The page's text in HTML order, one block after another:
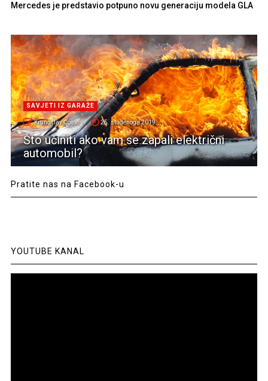
Mercedes je predstavio potpuno novu generaciju modela GLA
SAVJETI IZ GARAŽE
Krunoslav Ćosić 25. studenoga 2019.
Što učiniti ako vam se zapali električni
automobil?
Pratite nas na Facebook-u
YOUTUBE KANAL